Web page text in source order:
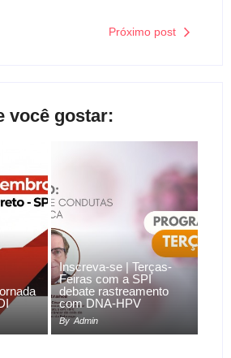
Próximo post
você gostar:
Inscreva-se | Terças-
Feiras com a SPI
debate rastreamento
com DNA-HPV
By Admin